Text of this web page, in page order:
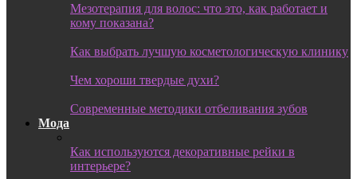
Мезотерапия для волос: что это, как работает и
кому показана?
Как выбрать лучшую косметологическую клинику
Чем хороши твердые духи?
Современные методики отбеливания зубов
Мода
Как используются декоративные рейки в
интерьере?